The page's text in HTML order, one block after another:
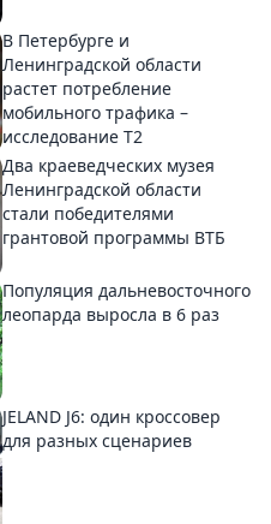
В Петербурге и
Ленинградской области
растет потребление
мобильного трафика –
исследование T2
Два краеведческих музея
Ленинградской области
стали победителями
грантовой программы ВТБ
Популяция дальневосточного
леопарда выросла в 6 раз
JELAND J6: один кроссовер
для разных сценариев